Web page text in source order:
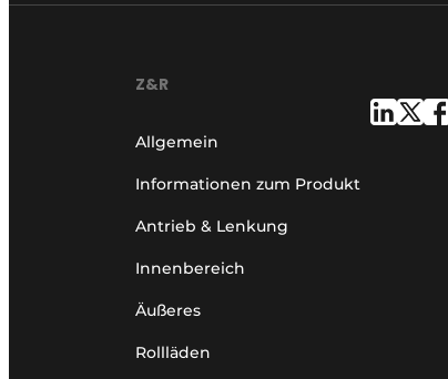
Z&R
Allgemein
Informationen zum Produkt
Antrieb & Lenkung
Innenbereich
Äußeres
Rollläden